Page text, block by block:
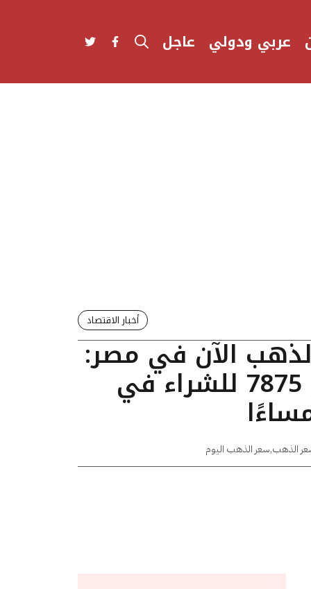
عربي ودولي عاجل
أخبار الاقتصاد
الآن في مصر:
عيار 24 يسجل 7875 للشراء في
الذهب,سعر الذهب اليوم